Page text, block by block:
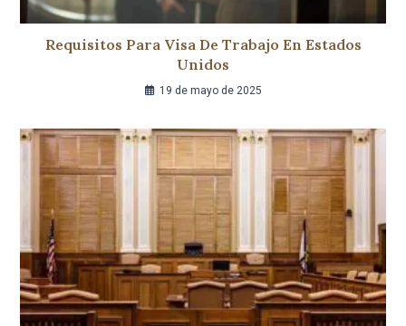
Requisitos Para Visa De Trabajo En Estados
Unidos
19 de mayo de 2025